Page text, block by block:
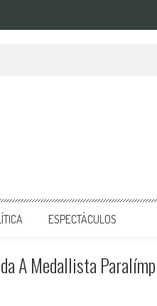
ESPECTÁCULOS
A Medallista